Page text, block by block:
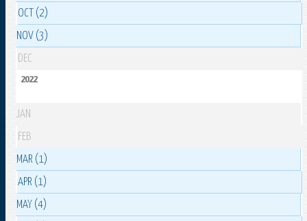
OCT (2)
NOV (3)
DEC
2022
JAN
FEB
MAR (1)
APR (1)
MAY (4)